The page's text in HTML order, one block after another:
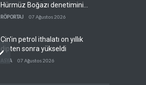
Hürmüz Boğazı denetimini
doğrudan İran ve Umman'a
RÖPORTAJ 07 Ağustos 2026
Çin'in petrol ithalatı on yıllık
dipten sonra yükseldi
ASYA 07 Ağustos 2026